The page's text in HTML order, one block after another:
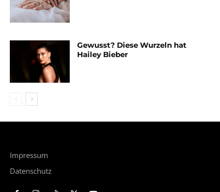
Gewusst? Diese Wurzeln hat
Hailey Bieber
Impressum
Datenschutz